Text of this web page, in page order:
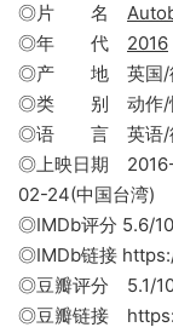
◎片 名
◎年 代 2016
◎产 地 英国/德
◎类 别 动作/
◎语 言 英语/
◎上映日期 2016-
02-24(中国台湾)
◎IMDb评分 5.6/
◎IMDb链接
◎豆瓣评分 5.1/
◎豆瓣链接